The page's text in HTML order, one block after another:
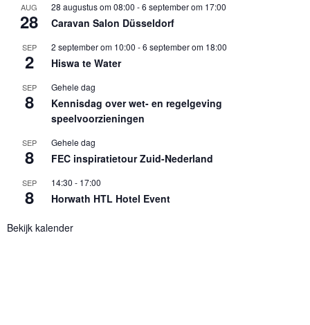
AUG
28
28 augustus om 08:00 -6 september om 17:00
Caravan Salon Düsseldorf
SEP
2
2 september om 10:00 -6 september om 18:00
Hiswa te Water
SEP
8
Gehele dag
Kennisdag over wet- en regelgeving
speelvoorzieningen
SEP
8
Gehele dag
FEC inspiratietour Zuid-Nederland
SEP
8
14:30 - 17:00
Horwath HTL Hotel Event
Bekijk kalender